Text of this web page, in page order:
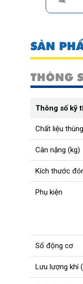
SẢN
THÔNG
Thông số kỹ
Chất liệu
Cân nặng (kg)
Kích thước
Phụ kiện
Số động cơ
Lưu lượng khí